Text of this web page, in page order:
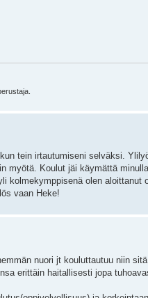
tein irtautumiseni selväksi.
myötä. Koulut jäi käymättä
olen aloittanut
vaan Heke!
nuori jt kouluttautuu niin
erittäin haitallisesti jopa